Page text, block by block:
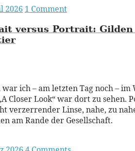
2026 1 Comment
versus Portrait:
ich – am letzten Tag noch – im
Closer Look“ war dort zu sehen.
verzerrender Linse, nahe, zu
am Rande der Gesellschaft.